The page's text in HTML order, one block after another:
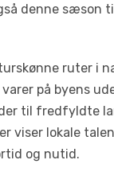
denne sæson
ruter i
på byens
til fredfyldte
viser lokale
og nutid.